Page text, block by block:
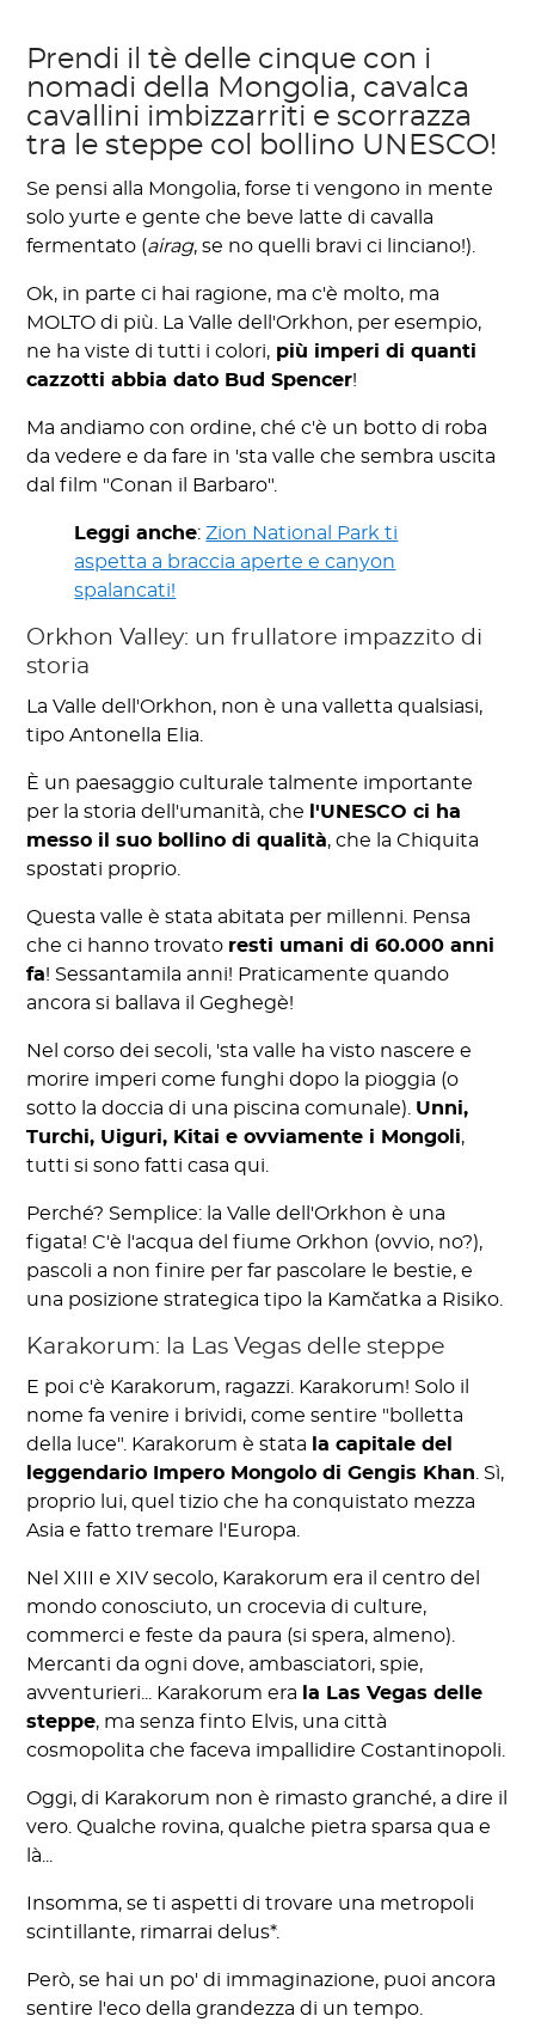
Prendi il tè delle cinque con i
nomadi della Mongolia, cavalca
cavallini imbizzarriti e scorrazza
tra le steppe col bollino UNESCO!
Se pensi alla Mongolia, forse ti vengono in mente
solo yurte e gente che beve latte di cavalla
fermentato (airag, se no quelli bravi ci linciano!).
Ok, in parte ci hai ragione, ma c'è molto, ma
MOLTO di più. La Valle dell'Orkhon, per esempio,
ne ha viste di tutti i colori, più imperi di quanti
cazzotti abbia dato Bud Spencer!
Ma andiamo con ordine, ché c'è un botto di roba
da vedere e da fare in 'sta valle che sembra uscita
dal film "Conan il Barbaro".
Leggi anche:Zion National Park ti
aspetta a braccia aperte e canyon
spalancati!
Orkhon Valley: un frullatore impazzito di
storia
La Valle dell'Orkhon, non è una valletta qualsiasi,
tipo Antonella Elia.
È un paesaggio culturale talmente importante
per la storia dell'umanità, che
l'UNESCO ci ha
messo il suo bollino di qualità, che la Chiquita
spostati proprio.
Questa valle è stata abitata per millenni. Pensa
che ci hanno trovato resti umani di 60.000 anni
fa! Sessantamila anni! Praticamente quando
ancora si ballava il Geghegè!
Nel corso dei secoli, 'sta valle ha visto nascere e
morire imperi come funghi dopo la pioggia (o
sotto la doccia di una piscina comunale). Unni,
Turchi, Uiguri, Kitai e ovviamente i Mongoli,
tutti si sono fatti casa qui.
Perché? Semplice: la Valle dell'Orkhon è una
figata! C'è l'acqua del fiume Orkhon (ovvio, no?),
pascoli a non finire per far pascolare le bestie, e
una posizione strategica tipo la Kamčatka a Risiko.
Karakorum: la Las Vegas delle steppe
E poi c'è Karakorum, ragazzi. Karakorum! Solo il
nome fa venire i brividi, come sentire "bolletta
della luce". Karakorum è stata
la capitale del
leggendario Impero Mongolo di Gengis Khan. Sì,
proprio lui, quel tizio che ha conquistato mezza
Asia e fatto tremare l'Europa.
Nel XIII e XIV secolo, Karakorum era il centro del
mondo conosciuto, un crocevia di culture,
commerci e feste da paura (si spera, almeno).
Mercanti da ogni dove, ambasciatori, spie,
avventurieri... Karakorum era
la Las Vegas delle
steppe, ma senza finto Elvis, una città
cosmopolita che faceva impallidire Costantinopoli.
Oggi, di Karakorum non è rimasto granché, a dire il
vero. Qualche rovina, qualche pietra sparsa qua e
là...
Insomma, se ti aspetti di trovare una metropoli
scintillante, rimarrai delus*.
Però, se hai un po' di immaginazione, puoi ancora
sentire l'eco della grandezza di un tempo.